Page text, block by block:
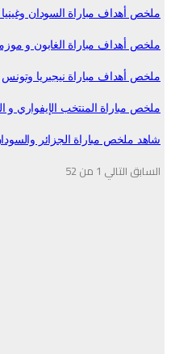
مباراة السودان وغينيا
أهداف مباراة الغابون و موزمبيق
أهداف مباراة نيجيريا وتونس
المنتخب الإيفواري و
ملخص مباراة الجزائر والسودان
التالي1 من 52